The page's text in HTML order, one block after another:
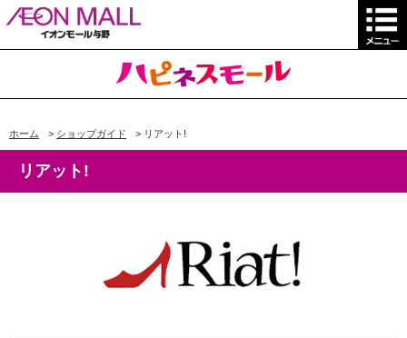
ホーム > ショップガイド > リアット!
リアット!